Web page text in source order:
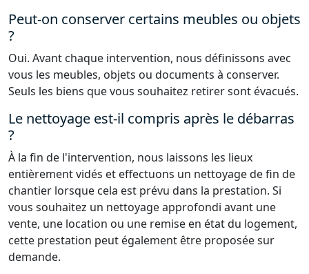
Peut-on conserver certains meubles ou objets
?
Oui. Avant chaque intervention, nous définissons avec
vous les meubles, objets ou documents à conserver.
Seuls les biens que vous souhaitez retirer sont évacués.
Le nettoyage est-il compris après le débarras
?
À la fin de l'intervention, nous laissons les lieux
entièrement vidés et effectuons un nettoyage de fin de
chantier lorsque cela est prévu dans la prestation. Si
vous souhaitez un nettoyage approfondi avant une
vente, une location ou une remise en état du logement,
cette prestation peut également être proposée sur
demande.